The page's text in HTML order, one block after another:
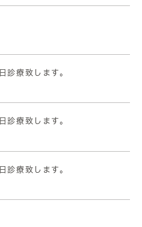
診療致します。
診療致します。
診療致します。